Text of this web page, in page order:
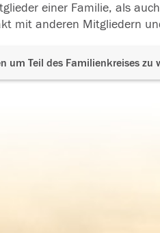
einer Familie, als
mit anderen Mitgliedern
um Teil des Familienkreises zu